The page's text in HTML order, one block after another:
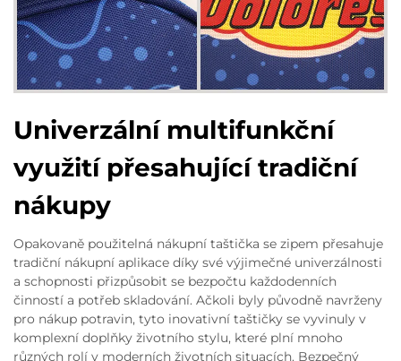
Univerzální multifunkční
využití přesahující tradiční
nákupy
Opakovaně použitelná nákupní taštička se zipem přesahuje
tradiční nákupní aplikace díky své výjimečné univerzálnosti
a schopnosti přizpůsobit se bezpočtu každodenních
činností a potřeb skladování. Ačkoli byly původně navrženy
pro nákup potravin, tyto inovativní taštičky se vyvinuly v
komplexní doplňky životního stylu, které plní mnoho
různých rolí v moderních životních situacích. Bezpečný